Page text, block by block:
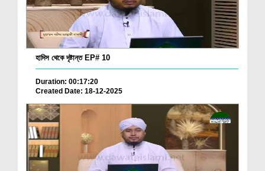
হাদিস থেকে দৃষ্টান্ত EP# 10
Duration: 00:17:20
Created Date: 18-12-2025